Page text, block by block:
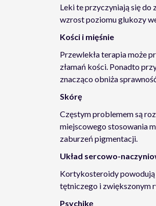
Leki te przyczyniają się do
wzrost poziomu glukozy
Kości i mięśnie
Przewlekła terapia może
złamań kości. Ponadto
znacząco obniża
Skórę
Częstym problemem są
miejscowego stosowania
zaburzeń pigmentacji.
Układ sercowo-
Kortykosteroidy powodują
tętniczego i zwiększonym
Psychikę